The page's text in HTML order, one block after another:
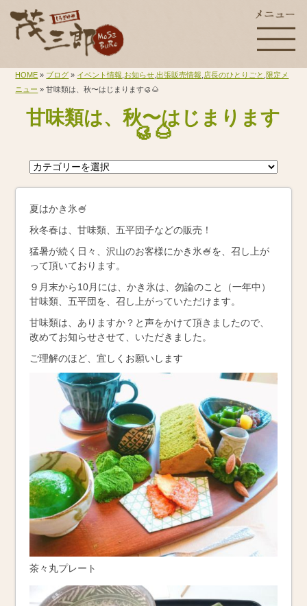
HOME » ブログ » イベント情報 お知らせ ,出張販売情報 店長のひとりごと ,限定メ
ニュー » 甘味類は、秋〜はじまります🥮🌰
甘味類は、秋〜はじまります
🥮🌰
夏はかき氷🍧
秋冬春は、甘味類、五平団子などの販売！
猛暑が続く日々、沢山のお客様にかき氷🍧を、召し上が
って頂いております。
９月末から10月には、かき氷は、勿論のこと（一年中）
甘味類、五平団を、召し上がっていただけます。
甘味類は、ありますか？と声をかけて頂きましたので、
改めてお知らせさせて、いただきました。
ご理解のほど、宜しくお願いします
茶々丸プレート